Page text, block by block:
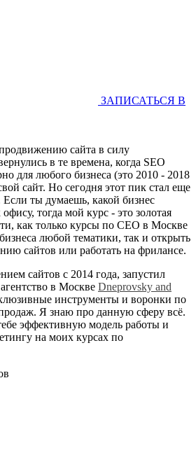
ЗАПИСАТЬСЯ В
сайта в силу
в те времена, когда SEO
для любого бизнеса (это 2010 - 2018
сайт. Но сегодня этот пик стал еще
ты думаешь, какой бизнес
тогда мой курс - это золотая
как только курсы по СЕО в Москве
любой тематики, так и открыть
сайтов или работать на фрилансе.
сайтов с 2014 года, запустил
в Москве Dneprovsky and
инструменты и воронки по
Я знаю про данную сферу всё.
эффективную модель работы и
на моих курсах по